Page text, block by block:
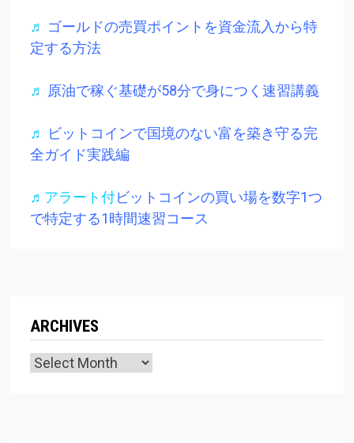
♬ ゴールドの売買ポイントを資金流入から特
定する方法
♬ 原油で稼ぐ基礎が58分で身につく速習講義
♬
ビットコインで国境のない富を築き守る完
全ガイド実践編
♬アラート付ビットコインの買い場を数字1つ
で特定する1時間速習コース
ARCHIVES
Archives